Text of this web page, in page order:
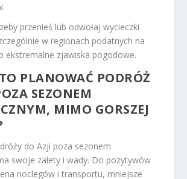
przenieś lub odwołaj wycieczki
w regionach podatnych na
ekstremalne zjawiska pogodowe.
PLANOWAĆ PODRÓŻ
SEZONEM
MIMO GORSZEJ
do Azji poza sezonem
swoje zalety i wady. Do pozytywów
noclegów i transportu, mniejsze